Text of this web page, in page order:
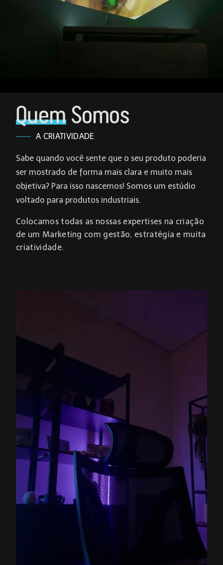
Quem Somos
A CRIATIVIDADE
Sabe quando você sente que o seu produto poderia
ser mostrado de forma mais clara e muito mais
objetiva? Para isso nascemos! Somos um estúdio
voltado para produtos industriais.
Colocamos todas as nossas expertises na criação
de um Marketing com gestão, estratégia e muita
criatividade.